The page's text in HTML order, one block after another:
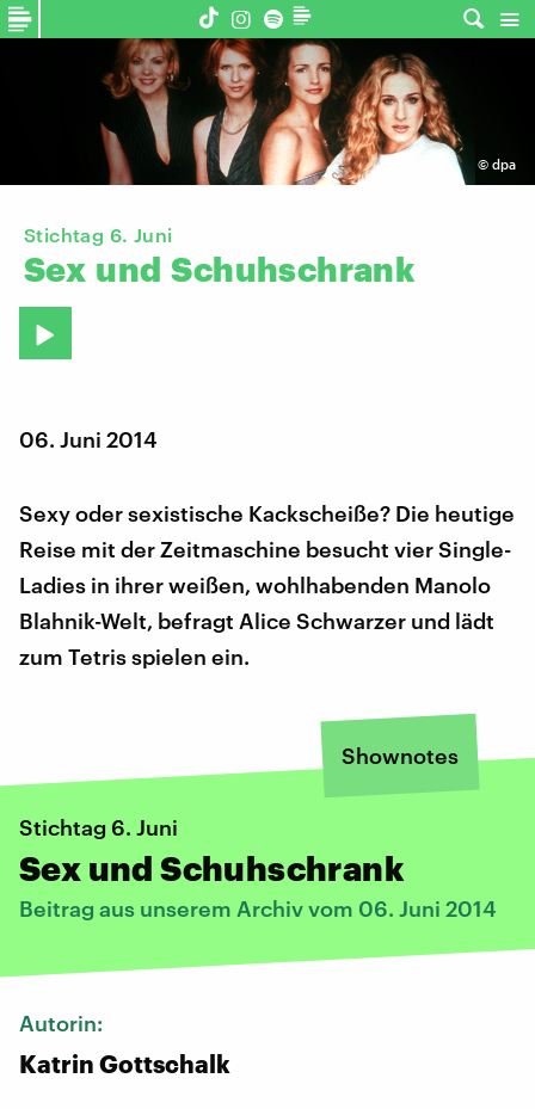
© dpa
Stichtag 6. Juni
Sex und Schuhschrank
06. Juni 2014
Sexy oder sexistische Kackscheiße? Die heutige
Reise mit der Zeitmaschine besucht vier Single-
Ladies in ihrer weißen, wohlhabenden Manolo
Blahnik-Welt, befragt Alice Schwarzer und lädt
zum Tetris spielen ein.
Shownotes
Stichtag 6. Juni
Sex und Schuhschrank
Beitrag aus unserem Archiv vom 06. Juni 2014
Autorin:
Katrin Gottschalk